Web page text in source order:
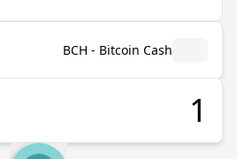
BCH - Bitcoin Cash